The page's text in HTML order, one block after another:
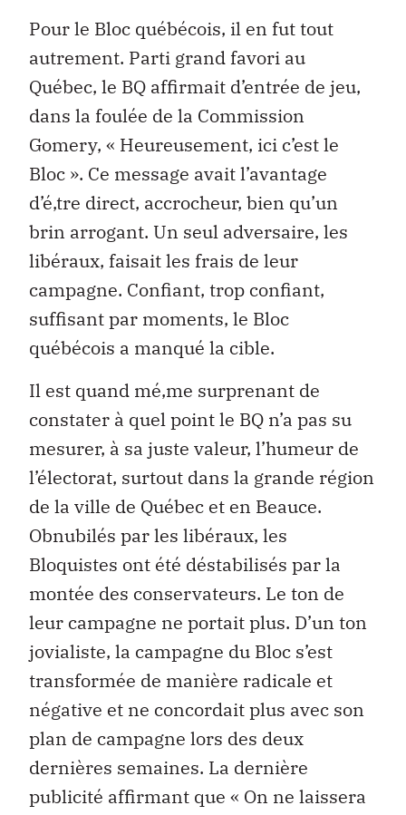
Pour le Bloc québécois, il en fut tout
autrement. Parti grand favori au
Québec, le BQ affirmait d’entrée de jeu,
dans la foulée de la Commission
Gomery, « Heureusement, ici c’est le
Bloc ». Ce message avait l’avantage
d’é‚tre direct, accrocheur, bien qu’un
brin arrogant. Un seul adversaire, les
libéraux, faisait les frais de leur
campagne. Confiant, trop confiant,
suffisant par moments, le Bloc
québécois a manqué la cible.
Il est quand mé‚me surprenant de
constater à quel point le BQ n’a pas su
mesurer, à sa juste valeur, l’humeur de
l’électorat, surtout dans la grande région
de la ville de Québec et en Beauce.
Obnubilés par les libéraux, les
Bloquistes ont été déstabilisés par la
montée des conservateurs. Le ton de
leur campagne ne portait plus. D’un ton
jovialiste, la campagne du Bloc s’est
transformée de manière radicale et
négative et ne concordait plus avec son
plan de campagne lors des deux
dernières semaines. La dernière
publicité affirmant que « On ne laissera